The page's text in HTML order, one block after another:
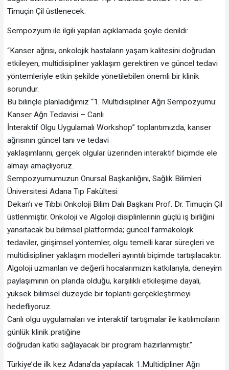
Timuçin Çil üstlenecek.
Sempozyum ile ilgili yapılan açıklamada şöyle denildi:
“Kanser ağrısı, onkolojik hastaların yaşam kalitesini doğrudan
etkileyen, multidisipliner yaklaşım gerektiren ve güncel tedavi
yöntemleriyle etkin şekilde yönetilebilen önemli bir klinik
sorundur.
Bu bilinçle planladığımız “1. Multidisipliner Ağrı Sempozyumu:
Kanser Ağrı Tedavisi – Canlı
İnteraktif Olgu Uygulamalı Workshop” toplantımızda, kanser
ağrısının güncel tanı ve tedavi
yaklaşımlarını, gerçek olgular üzerinden interaktif biçimde ele
almayı amaçlıyoruz.
Sempozyumumuzun Onursal Başkanlığını, Sağlık Bilimleri
Üniversitesi Adana Tıp Fakültesi
Dekan’ı ve Tıbbi Onkoloji Bilim Dalı Başkanı Prof. Dr. Timuçin Çil
üstlenmiştir. Onkoloji ve Algoloji disiplinlerinin güçlü iş birliğini
yansıtacak bu bilimsel platformda; güncel farmakolojik
tedaviler, girişimsel yöntemler, olgu temelli karar süreçleri ve
multidisipliner yaklaşım modelleri ayrıntılı biçimde tartışılacaktır.
Algoloji uzmanları ve değerli hocalarımızın katkılarıyla, deneyim
paylaşımının ön planda olduğu, karşılıklı etkileşime dayalı,
yüksek bilimsel düzeyde bir toplantı gerçekleştirmeyi
hedefliyoruz.
Canlı olgu uygulamaları ve interaktif tartışmalar ile katılımcıların
günlük klinik pratiğine
doğrudan katkı sağlayacak bir program hazırlanmıştır.”
Türkiye’de ilk kez Adana’da yapılacak 1.Multidipliner Ağrı